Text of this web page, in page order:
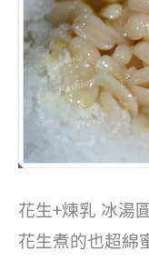
花生+煉乳 冰湯圓
花生煮的也超綿